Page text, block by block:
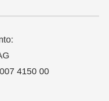
4150 00